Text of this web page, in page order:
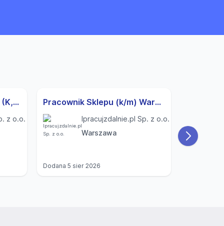
Specjalista ds. Rekrutacji (K,M) Modlnica
z o.o.
Pracownik Sklepu (k/m) Warszawa
Ipracujzdalnie.pl Sp. z o.o.
Warszawa
Dodana 5 sier 2026